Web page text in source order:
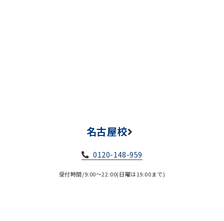
名古屋校
0120-148-959
受付時間/9:00～22:00(日曜は19:00まで)